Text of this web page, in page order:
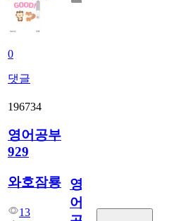
0
댓글
196734
영어공부
929
와호잠룡
13
영
어